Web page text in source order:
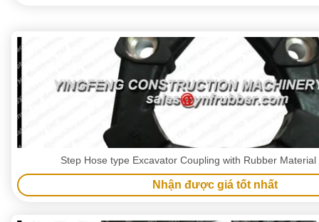
Step Hose type Excavator Coupling with Rubber Material
Nhận được giá tốt nhất